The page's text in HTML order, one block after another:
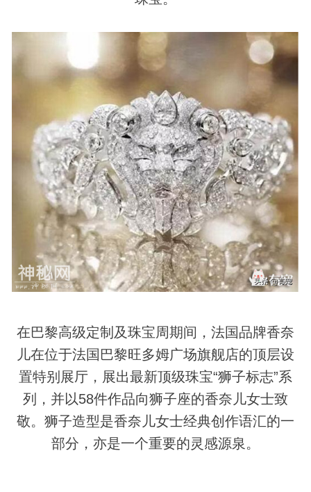
在巴黎高级定制及珠宝周期间，法国品牌香奈
儿在位于法国巴黎旺多姆广场旗舰店的顶层设
置特别展厅，展出最新顶级珠宝“狮子标志”系
列，并以58件作品向狮子座的香奈儿女士致
敬。狮子造型是香奈儿女士经典创作语汇的一
部分，亦是一个重要的灵感源泉。